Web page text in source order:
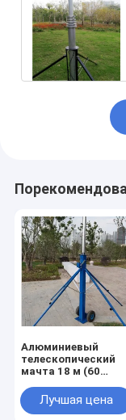
Алюминиевый
телескопический
мачта 18 м (60
портативный
коленчатый столб
Лучшая цена